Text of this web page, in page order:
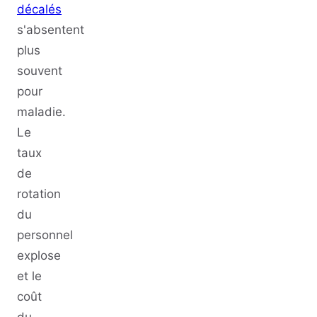
décalés
s'absentent
plus
souvent
pour
maladie.
Le
taux
de
rotation
du
personnel
explose
et le
coût